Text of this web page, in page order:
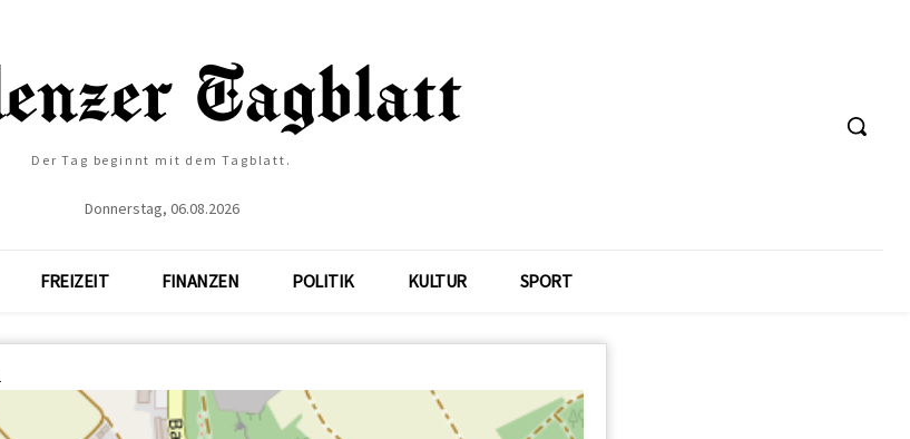
Der Tag beginnt mit dem Tagblatt.
Donnerstag, 06.08.2026
FREIZEIT FINANZEN POLITIK KULTUR SPORT